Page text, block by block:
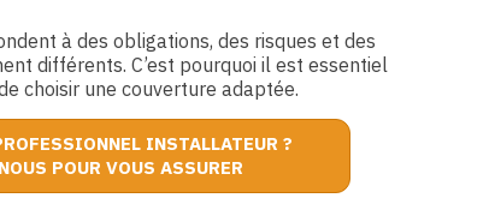
à des obligations, des risques et des
différents. C’est pourquoi il est essentiel
choisir une couverture adaptée.
INSTALLATEUR ?
POUR VOUS ASSURER